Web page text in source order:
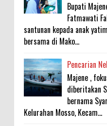
Bupati
Fatmawati
santunan kepada anak
bersama di Mako...
Pencarian
Majene ,
diberitakan
bernama
Kelurahan Mosso, Kecam...